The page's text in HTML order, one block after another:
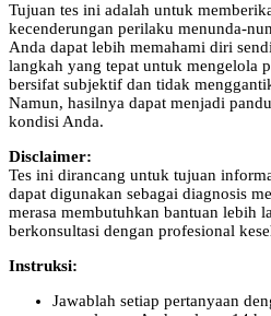
Tujuan tes ini adalah untuk
kecenderungan perilaku menunda-
Anda dapat lebih memahami diri
langkah yang tepat untuk mengelola
bersifat subjektif dan tidak
Namun, hasilnya dapat menjadi
kondisi Anda.
Disclaimer:
Tes ini dirancang untuk tujuan
dapat digunakan sebagai diagnosis
merasa membutuhkan bantuan lebih
berkonsultasi dengan profesional
Instruksi:
Jawablah setiap pertanyaan